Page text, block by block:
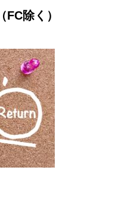
除く）